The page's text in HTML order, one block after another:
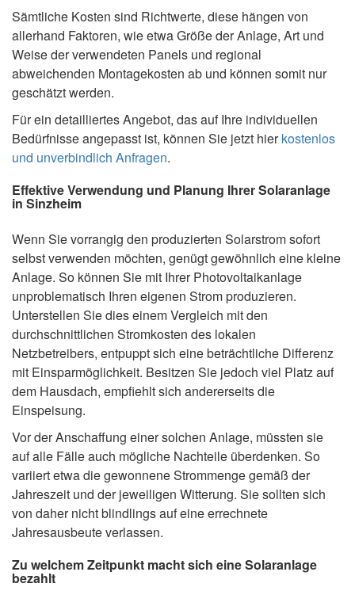
Sämtliche Kosten sind Richtwerte, diese hängen von
allerhand Faktoren, wie etwa Größe der Anlage, Art und
Weise der verwendeten Panels und regional
abweichenden Montagekosten ab und können somit nur
geschätzt werden.
Für ein detailliertes Angebot, das auf Ihre individuellen
Bedürfnisse angepasst ist, können Sie jetzt hierkostenlos
und unverbindlich Anfragen.
Effektive Verwendung und Planung Ihrer Solaranlage
in Sinzheim
Wenn Sie vorrangig den produzierten Solarstrom sofort
selbst verwenden möchten, genügt gewöhnlich eine kleine
Anlage. So können Sie mit Ihrer Photovoltaikanlage
unproblematisch Ihren eigenen Strom produzieren.
Unterstellen Sie dies einem Vergleich mit den
durchschnittlichen Stromkosten des lokalen
Netzbetreibers, entpuppt sich eine beträchtliche Differenz
mit Einsparmöglichkeit. Besitzen Sie jedoch viel Platz auf
dem Hausdach, empfiehlt sich andererseits die
Einspeisung.
Vor der Anschaffung einer solchen Anlage, müssten sie
auf alle Fälle auch mögliche Nachteile überdenken. So
variiert etwa die gewonnene Strommenge gemäß der
Jahreszeit und der jeweiligen Witterung. Sie sollten sich
von daher nicht blindlings auf eine errechnete
Jahresausbeute verlassen.
Zu welchem Zeitpunkt macht sich eine Solaranlage
bezahlt